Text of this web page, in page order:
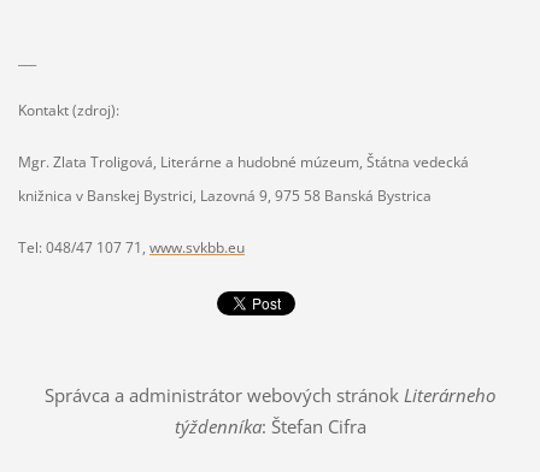
Kontakt (zdroj):
Mgr. Zlata Troligová, Literárne a hudobné múzeum, Štátna vedecká
knižnica v Banskej Bystrici, Lazovná 9, 975 58 Banská Bystrica
Tel: 048/47 107 71, www.svkbb.eu
Správca a administrátor webových stránok Literárneho
týždenníka: Štefan Cifra